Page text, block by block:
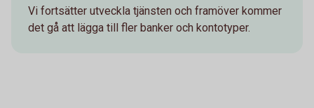
Vi fortsätter utveckla tjänsten och framöver kommer
det gå att lägga till fler banker och kontotyper.